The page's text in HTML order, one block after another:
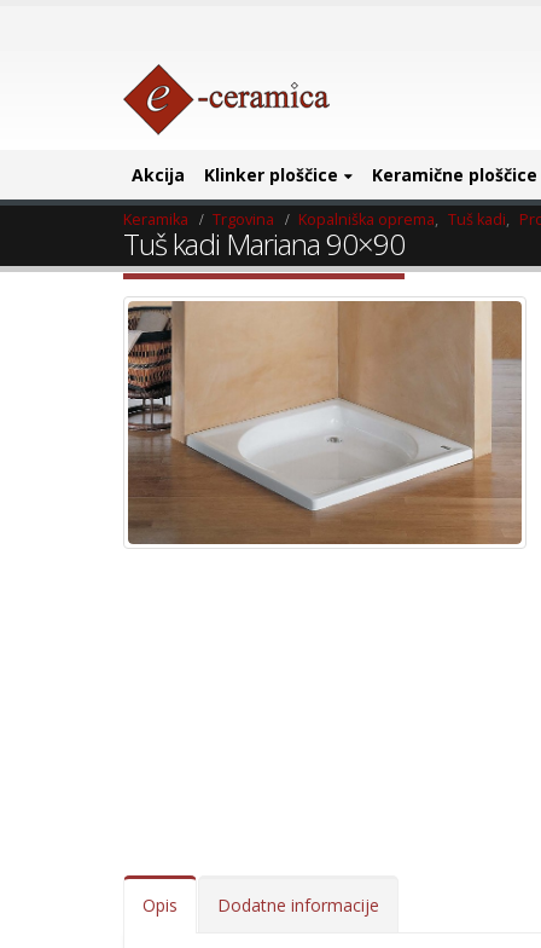
Akcija Klinker ploščice Keramične ploščice
Keramika Trgovina Kopalniška oprema, Tuš kadi,
Tuš kadi Mariana 90×90
Opis Dodatne informacije